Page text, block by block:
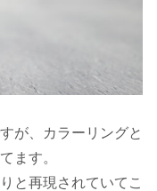
が、カラーリングと
ます。
と再現されていてこ